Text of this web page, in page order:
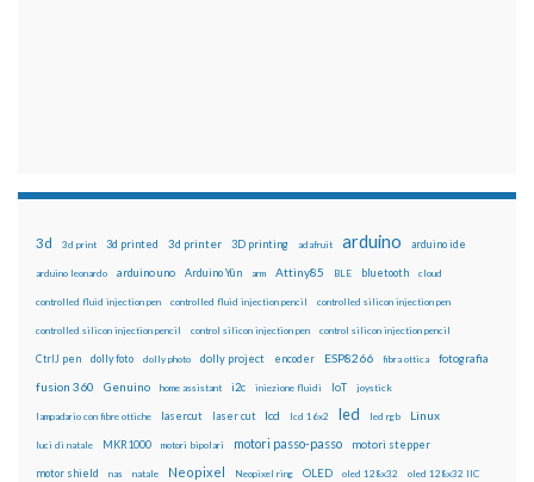
3d 3d print 3d printed 3d printer 3D printing adafruit arduino arduino ide
arduino leonardo arduino uno Arduino Yún arm Attiny85 BLE bluetooth cloud
controlled fluid injection pen controlled fluid injection pencil controlled silicon injection pen
controlled silicon injection pencil control silicon injection pen control silicon injection pencil
CtrlJ pen dolly foto dolly photo dolly project encoder ESP8266 fibra ottica fotografia
fusion 360 Genuino home assistant i2c iniezione fluidi IoT joystick
lampadario con fibre ottiche lasercut laser cut lcd lcd 16x2 led led rgb Linux
luci di natale MKR1000 motori bipolari motori passo-passo motori stepper
motor shield nas natale Neopixel Neopixel ring OLED oled 128x32 oled 128x32 IIC